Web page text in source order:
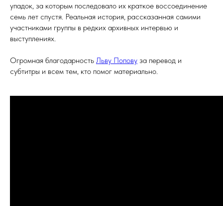
упадок, за которым последовало их краткое воссоединение
семь лет спустя. Реальная история, рассказанная самими
участниками группы в редких архивных интервью и
выступлениях.
Огромная благодарность Льву Попову за перевод и
субтитры и всем тем, кто помог материально.